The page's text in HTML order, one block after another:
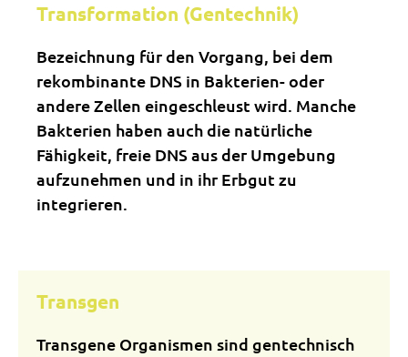
Transformation (Gentechnik)
Bezeichnung für den Vorgang, bei dem
rekombinante DNS in Bakterien- oder
andere Zellen eingeschleust wird. Manche
Bakterien haben auch die natürliche
Fähigkeit, freie DNS aus der Umgebung
aufzunehmen und in ihr Erbgut zu
integrieren.
Transgen
Transgene Organismen sind gentechnisch